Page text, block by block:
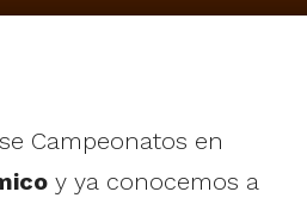
Campeonatos en
y ya conocemos a